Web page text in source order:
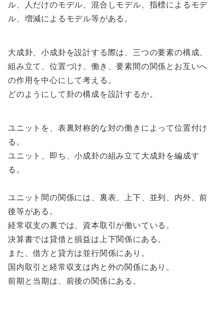
ル、人だけのモデル、混合しモデル、指標によるモデ
ル、増減によるモデル等がある。
大成卦、小成卦を設計する際は、三つの要素の構成、
組み立て、位置づけ、働き、要素間の関係とお互いへ
の作用を中心にして考える。
どのようにして卦の構成を設計するか。
ユニットを、表裏対称的な対の働きによって位置付け
る。
ユニット、即ち、小成卦の組み立て大成卦を編成す
る。
ユニット間の関係には、裏表、上下、並列、内外、前
後等がある。
経常収支の裏では、資本取引が働いている。
決算書では貸借と損益は上下関係にある。
また、借方と貸方は並行関係にあり。
国内取引と経常収支は内と外の関係にあり。
前期と当期は、前後の関係にある。